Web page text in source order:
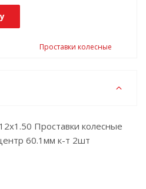
Проставки колесные
Проставки колесные
60.1мм к-т 2шт